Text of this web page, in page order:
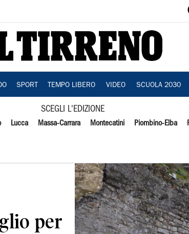
SPORT TEMPO LIBERO VIDEO SCUOLA 2030
SCEGLI L'EDIZIONE
Lucca Massa-Carrara Montecatini Piombino-Elba
per